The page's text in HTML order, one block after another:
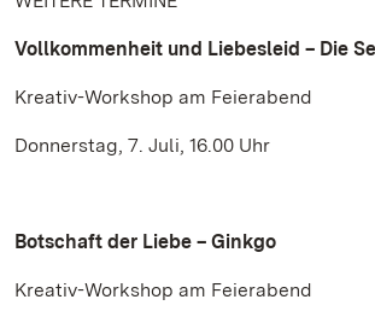
Vollkommenheit und Liebesleid – Die
Kreativ-Workshop am Feierabend
Donnerstag, 7. Juli, 16.00 Uhr
Botschaft der Liebe – Ginkgo
Kreativ-Workshop am Feierabend